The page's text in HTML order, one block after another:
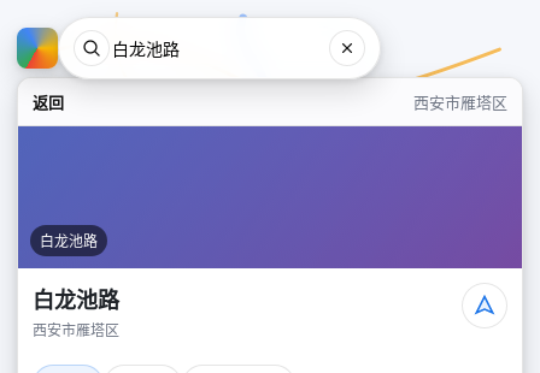
返回 西安市雁塔区
白龙池路
白龙池路
西安市雁塔区